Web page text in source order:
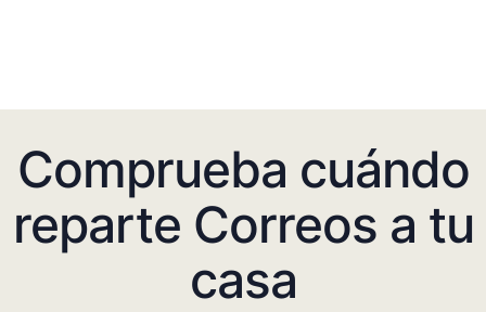
Comprueba cuándo
reparte Correos a tu
casa